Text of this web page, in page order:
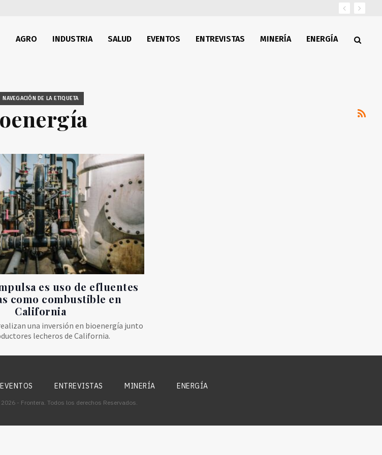
AGRO INDUSTRIA SALUD EVENTOS ENTREVISTAS MINERÍA ENERGÍA
NAVEGACIÓN DE LA ETIQUETA
es uso de efluentes
como combustible en
California
una inversión en bioenergía junto
lecheros de California.
EVENTOS ENTREVISTAS MINERÍA ENERGÍA
- Frontera. Todos los derechos Reservados.